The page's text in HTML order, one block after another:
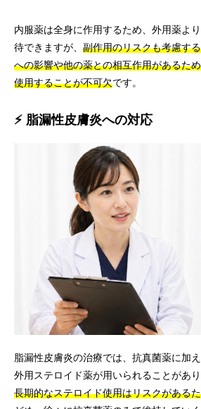
内服薬は全身に作用するため、外用薬よ
待できますが、 副作用のリスクも考慮す
への影響や他の薬との相互作用があるた
使用することが不可欠です。
⚡ 脂漏性皮膚炎への対応
脂漏性皮膚炎の治療では、抗真菌薬に加
外用ステロイド薬が用いられることがあり
長期的なステロイド使用はリスクがある